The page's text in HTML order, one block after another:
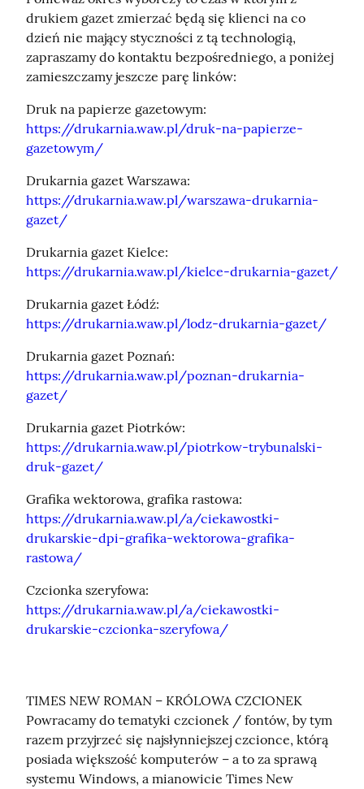
drukiem gazet zmierzać będą się klienci na co
dzień nie mający styczności z tą technologią,
zapraszamy do kontaktu bezpośredniego, a poniżej
zamieszczamy jeszcze parę linków:
https://drukarnia.waw.pl/druk-na-papierze-
gazetowym/
https://drukarnia.waw.pl/warszawa-drukarnia-
gazet/
https://drukarnia.waw.pl/kielce-drukarnia-gazet/
https://drukarnia.waw.pl/lodz-drukarnia-gazet/
https://drukarnia.waw.pl/poznan-drukarnia-
gazet/
https://drukarnia.waw.pl/piotrkow-trybunalski-
druk-gazet/
https://drukarnia.waw.pl/a/ciekawostki-
drukarskie-dpi-grafika-wektorowa-grafika-
rastowa/
https://drukarnia.waw.pl/a/ciekawostki-
drukarskie-czcionka-szeryfowa/
TIMES NEW ROMAN – KRÓLOWA CZCIONEK
Powracamy do tematyki czcionek / fontów, by tym
razem przyjrzeć się najsłynniejszej czcionce, którą
posiada większość komputerów – a to za sprawą
systemu Windows, a mianowicie Times New